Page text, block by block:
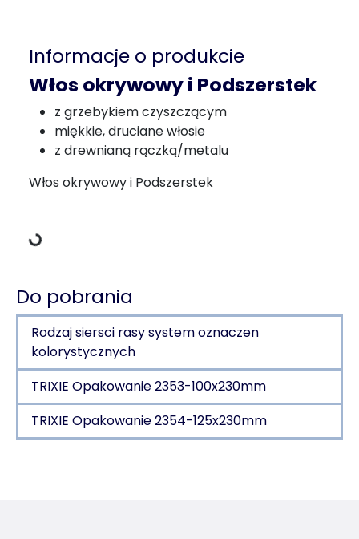
Informacje o produkcie
Włos okrywowy i Podszerstek
z grzebykiem czyszczącym
miękkie, druciane włosie
z drewnianą rączką/metalu
Włos okrywowy i Podszerstek
Dane ładowania
Do pobrania
Rodzaj siersci rasy system oznaczen
kolorystycznych
TRIXIE Opakowanie 2353-100x230mm
TRIXIE Opakowanie 2354-125x230mm